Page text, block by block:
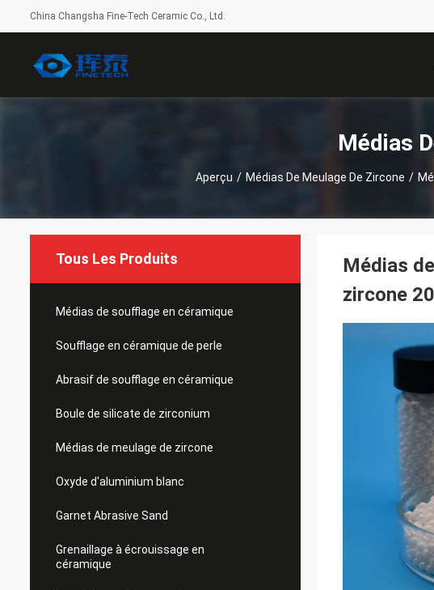
China Changsha Fine-Tech Ceramic Co., Ltd.
Médias
Aperçu / Médias De Meulage De Zircone /
Tous Les Produits
Médias de soufflage en céramique
Soufflage en céramique de perle
Abrasif de soufflage en céramique
Boule de silicate de zirconium
Médias de meulage de zircone
Oxyde d'aluminium blanc
Garnet Abrasive Sand
Grenaillage à écrouissage en
céramique
Médias
zircone